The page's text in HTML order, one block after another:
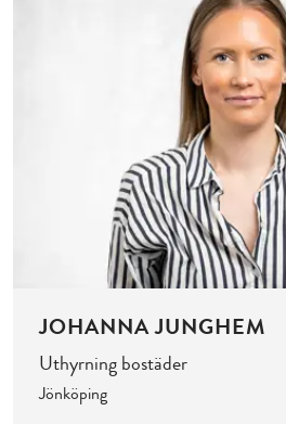
JOHANNA JUNGHEM
Uthyrning bostäder
Jönköping